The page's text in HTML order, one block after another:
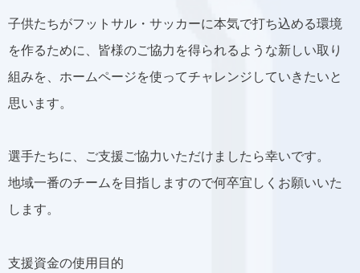
子供たちがフットサル・サッカーに本気で打ち込める環境
を作るために、皆様のご協力を得られるような新しい取り
組みを、ホームページを使ってチャレンジしていきたいと
思います。
選手たちに、ご支援ご協力いただけましたら幸いです。
地域一番のチームを目指しますので何卒宜しくお願いいた
します。
支援資金の使用目的